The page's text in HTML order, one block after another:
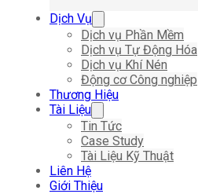
Dịch Vụ
Dịch vụ Phần Mềm
Dịch vụ Tự Động Hóa
Dịch vụ Khí Nén
Động cơ Công nghiệp
Thương Hiệu
Tài Liệu
Tin Tức
Case Study
Tài Liệu Kỹ Thuật
Liên Hệ
Giới Thiệu